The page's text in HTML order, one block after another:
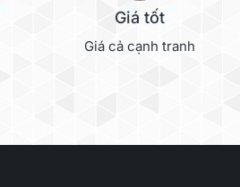
Giá tốt
Giá cả cạnh tranh